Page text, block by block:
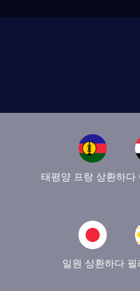
태평양 프랑 상환하다
일원 상환하다 필